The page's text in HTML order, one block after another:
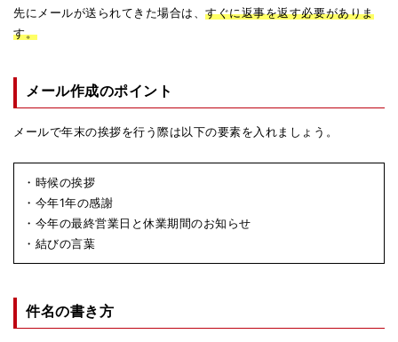
先にメールが送られてきた場合は、すぐに返事を返す必要がありま
す。
メール作成のポイント
メールで年末の挨拶を行う際は以下の要素を入れましょう。
・時候の挨拶
・今年1年の感謝
・今年の最終営業日と休業期間のお知らせ
・結びの言葉
件名の書き方